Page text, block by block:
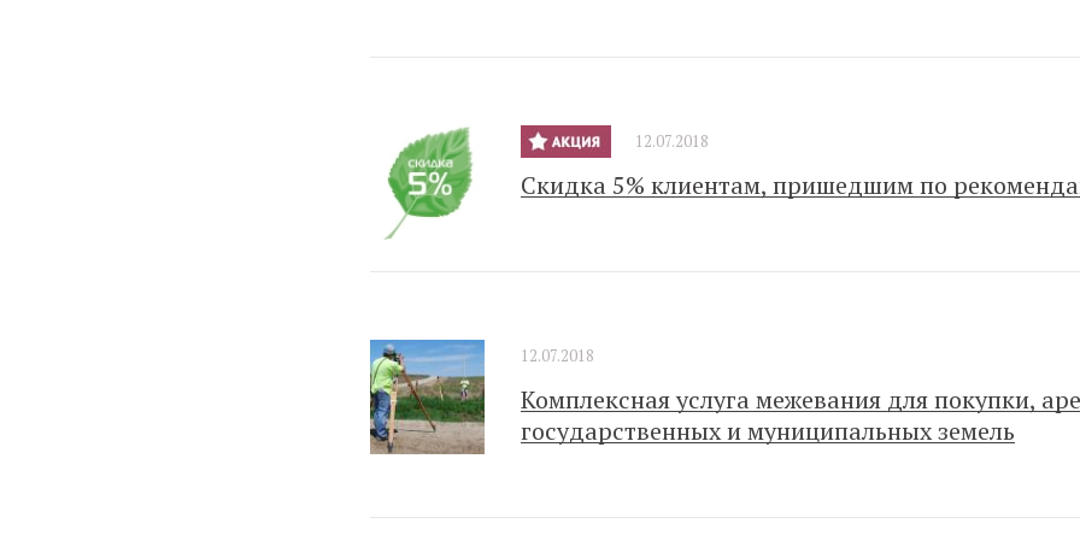
12.07.2018
Скидка 5% клиентам, пришедшим по
12.07.2018
Комплексная услуга межевания для покупки,
государственных и муниципальных земель